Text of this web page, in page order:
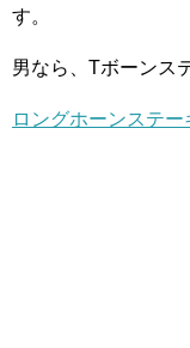
す。
男なら、Tボーンス
ロングホーンステー